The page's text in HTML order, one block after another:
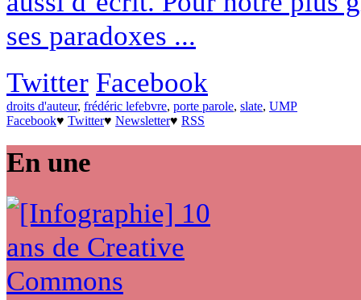
ses paradoxes ...
Twitter Facebook
droits d'auteur, frédéric lefebvre, porte parole, slate, UMP
Facebook♥ Twitter♥ Newsletter♥ RSS
En une